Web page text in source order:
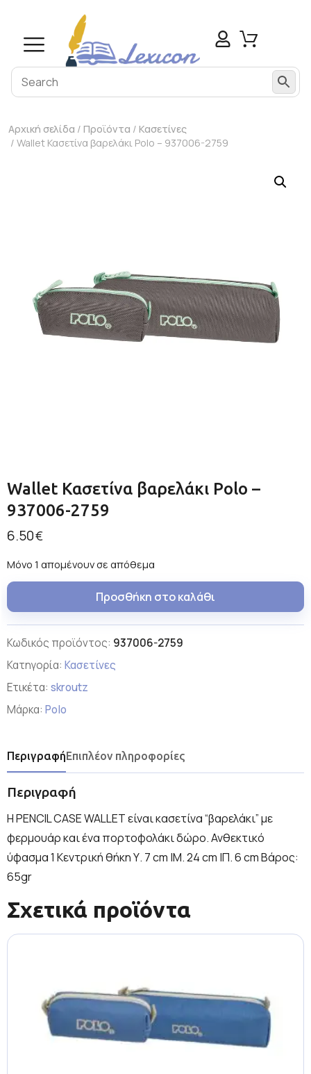
Αρχική σελίδα / Προϊόντα / Κασετίνες
/ Wallet Κασετίνα βαρελάκι Polo – 937006-2759
Wallet Κασετίνα βαρελάκι Polo –
937006-2759
6.50€
Μόνο 1 απομένουν σε απόθεμα
Προσθήκη στο καλάθι
Κωδικός προϊόντος: 937006-2759
Κατηγορία: Κασετίνες
Ετικέτα: skroutz
Μάρκα: Polo
ΠεριγραφήΕπιπλέον πληροφορίες
Περιγραφή
Η PENCIL CASE WALLET είναι κασετίνα “βαρελάκι” με
φερμουάρ και ένα πορτοφολάκι δώρο. Ανθεκτικό
ύφασμα 1 Κεντρική θήκη Υ. 7 cm |Μ. 24 cm |Π. 6 cm Βάρος:
65gr
Σχετικά προϊόντα